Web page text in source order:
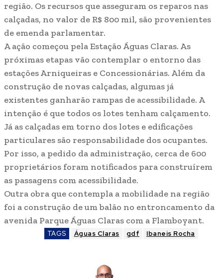
região. Os recursos que asseguram os reparos nas
calçadas, no valor de R$ 800 mil, são provenientes
de emenda parlamentar.
A ação começou pela Estação Águas Claras. As
próximas etapas vão contemplar o entorno das
estações Arniqueiras e Concessionárias. Além da
construção de novas calçadas, algumas já
existentes ganharão rampas de acessibilidade. A
intenção é que todos os lotes tenham calçamento.
Já as calçadas em torno dos lotes e edificações
particulares são responsabilidade dos ocupantes.
Por isso, a pedido da administração, cerca de 600
proprietários foram notificados para construírem
as passagens com acessibilidade.
Outra obra que contempla a mobilidade na região
foi a construção de um balão no entroncamento da
avenida Parque Águas Claras com a Flamboyant.
TAGS Águas Claras gdf Ibaneis Rocha